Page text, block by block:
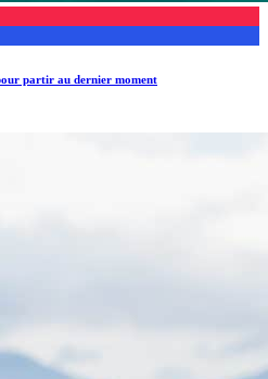
partir au dernier moment